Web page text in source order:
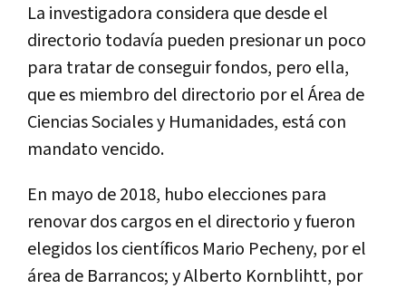
La investigadora considera que desde el
directorio todavía pueden presionar un poco
para tratar de conseguir fondos, pero ella,
que es miembro del directorio por el Área de
Ciencias Sociales y Humanidades, está con
mandato vencido.
En mayo de 2018, hubo elecciones para
renovar dos cargos en el directorio y fueron
elegidos los científicos Mario Pecheny, por el
área de Barrancos; y Alberto Kornblihtt, por